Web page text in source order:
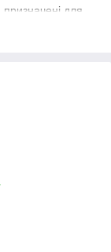
для
інструмент
безпеку на
визначити
оптимальний